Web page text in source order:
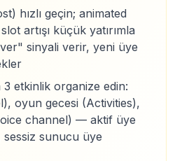
hızlı geçin; animated
artışı küçük yatırımla
sinyali verir, yeni üye
etkinlik organize edin:
oyun gecesi (Activities),
channel) — aktif üye
sunucu üye